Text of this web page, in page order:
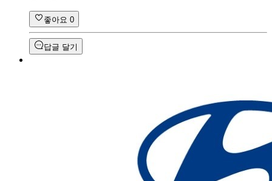
좋아요 0
답글 달기